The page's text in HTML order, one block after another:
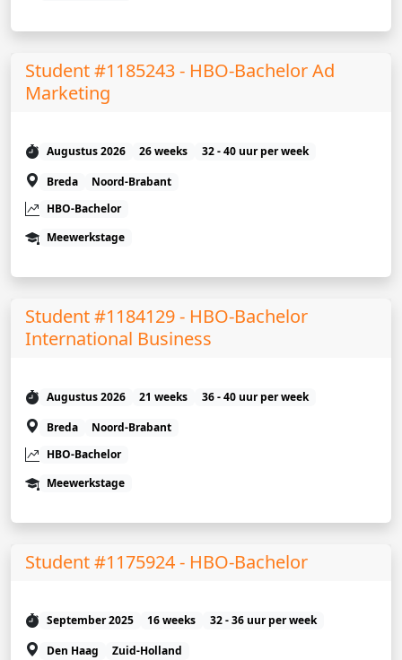
Student #1185243 - HBO-Bachelor Ad
Marketing
Augustus 2026 26 weeks
32 - 40 uur per week
Breda
Noord-Brabant
HBO-Bachelor
Meewerkstage
Student #1184129 - HBO-Bachelor
International Business
Augustus 2026 21 weeks
36 - 40 uur per week
Breda
Noord-Brabant
HBO-Bachelor
Meewerkstage
Student #1175924 - HBO-Bachelor
September 2025 16 weeks
32 - 36 uur per week
Den Haag
Zuid-Holland